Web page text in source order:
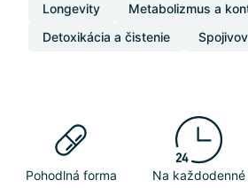
Longevity
Metabolizmus a
Detoxikácia a čistenie
Pohodlná forma
Na každodenné